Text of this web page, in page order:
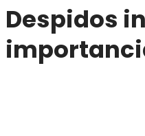
Despidos